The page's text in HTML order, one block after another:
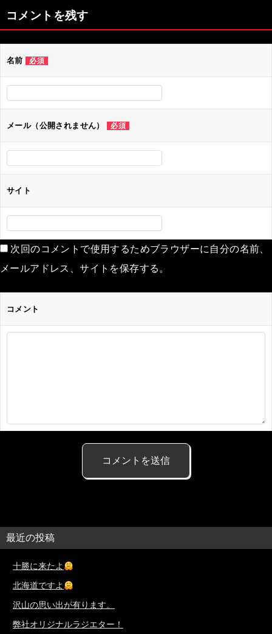
ビ
ゲ
ー
シ
ョ
ン
コメントを残す
名前 必須
メール（公開されません） 必須
サイト
次回のコメントで使用するためブラウザーに自分の名前、
メールアドレス、サイトを保存する。
コメント
最近の投稿
十勝に来たよ
北海道ですよ
沢山の思い出が有ります。
弊社オリジナルラジエター！